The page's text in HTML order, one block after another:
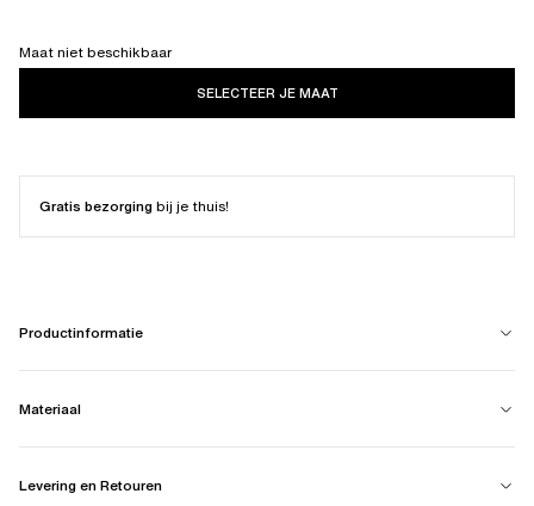
Maat niet beschikbaar
SELECTEER JE MAAT
Gratis bezorgingbij je thuis!
Productinformatie
Materiaal
Levering en Retouren